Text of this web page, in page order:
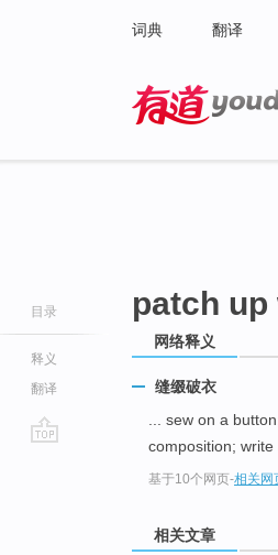
词典 翻译
目录
释义
翻译
patch
网络释义
缝缀破衣
... sew on a
composition; write
基于10个网页-相关网
相关文章